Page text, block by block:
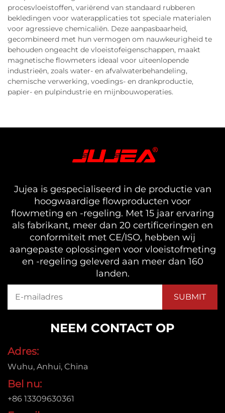
procesvloeistoffen, variërend van standaard rubberen
bekledingen voor waterapplicaties tot speciale materialen
voor agressieve chemicaliën. Deze aanpasbaarheid,
gecombineerd met hun vermogen om nauwkeurigheid te
behouden ongeacht de vloeistofeigenschappen, maakt
magnetische flowmeters ideaal voor uiteenlopende
industrieën, zoals water- en afvalwaterbehandeling,
chemische verwerking, voedings- en drankproductie,
papier- en pulpindustrie en mijnbouwoperaties.
Jujea is gespecialiseerd in de productie van
hoogwaardige flowproducten voor
flowmeting en -regeling. Met 15 jaar ervaring
als fabrikant, meer dan 20 certificeringen en
conformiteit met CE/ISO, hebben wij
aangepaste oplossingen voor vloeistofmeting
en -regeling geleverd aan meer dan 160
landen.
NEEM CONTACT OP
Adres:
Wuhu, Anhui, China
Bel nu:
+86 13309630361